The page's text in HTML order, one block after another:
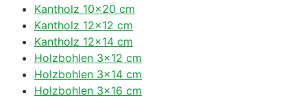
Kantholz 10×20 cm
Kantholz 12×12 cm
Kantholz 12×14 cm
Holzbohlen 3×12 cm
Holzbohlen 3×14 cm
Holzbohlen 3×16 cm